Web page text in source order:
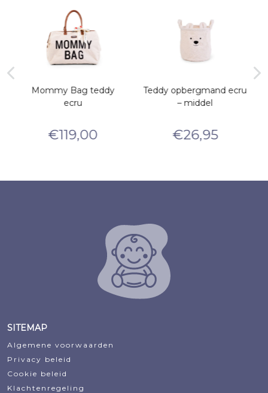
Mommy Bag teddy
ecru
€119,00
Teddy opbergmand ecru
– middel
€26,95
SITEMAP
Algemene voorwaarden
Privacy beleid
Cookie beleid
Klachtenregeling